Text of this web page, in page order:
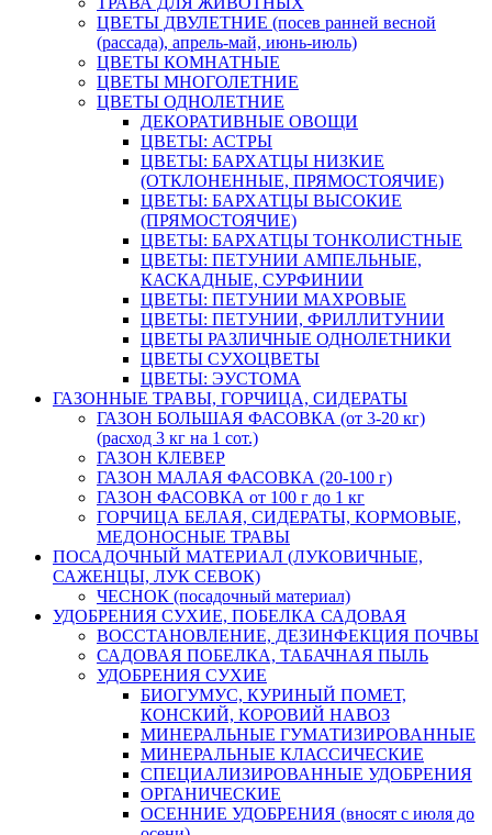
ЦВЕТЫ ДВУЛЕТНИЕ (посев ранней весной
(рассада), апрель-май, июнь-июль)
ЦВЕТЫ КОМНАТНЫЕ
ЦВЕТЫ МНОГОЛЕТНИЕ
ЦВЕТЫ ОДНОЛЕТНИЕ
ДЕКОРАТИВНЫЕ ОВОЩИ
ЦВЕТЫ: АСТРЫ
ЦВЕТЫ: БАРХАТЦЫ НИЗКИЕ
(ОТКЛОНЕННЫЕ, ПРЯМОСТОЯЧИЕ)
ЦВЕТЫ: БАРХАТЦЫ ВЫСОКИЕ
(ПРЯМОСТОЯЧИЕ)
ЦВЕТЫ: БАРХАТЦЫ ТОНКОЛИСТНЫЕ
ЦВЕТЫ: ПЕТУНИИ АМПЕЛЬНЫЕ,
КАСКАДНЫЕ, СУРФИНИИ
ЦВЕТЫ: ПЕТУНИИ МАХРОВЫЕ
ЦВЕТЫ: ПЕТУНИИ, ФРИЛЛИТУНИИ
ЦВЕТЫ РАЗЛИЧНЫЕ ОДНОЛЕТНИКИ
ЦВЕТЫ СУХОЦВЕТЫ
ЦВЕТЫ: ЭУСТОМА
ГАЗОННЫЕ ТРАВЫ, ГОРЧИЦА, СИДЕРАТЫ
ГАЗОН БОЛЬШАЯ ФАСОВКА (от 3-20 кг)
(расход 3 кг на 1 сот.)
ГАЗОН КЛЕВЕР
ГАЗОН МАЛАЯ ФАСОВКА (20-100 г)
ГАЗОН ФАСОВКА от 100 г до 1 кг
ГОРЧИЦА БЕЛАЯ, СИДЕРАТЫ, КОРМОВЫЕ,
МЕДОНОСНЫЕ ТРАВЫ
ПОСАДОЧНЫЙ МАТЕРИАЛ (ЛУКОВИЧНЫЕ,
САЖЕНЦЫ, ЛУК СЕВОК)
ЧЕСНОК (посадочный материал)
УДОБРЕНИЯ СУХИЕ, ПОБЕЛКА САДОВАЯ
ВОССТАНОВЛЕНИЕ, ДЕЗИНФЕКЦИЯ ПОЧВЫ
САДОВАЯ ПОБЕЛКА, ТАБАЧНАЯ ПЫЛЬ
УДОБРЕНИЯ СУХИЕ
БИОГУМУС, КУРИНЫЙ ПОМЕТ,
КОНСКИЙ, КОРОВИЙ НАВОЗ
МИНЕРАЛЬНЫЕ ГУМАТИЗИРОВАННЫЕ
МИНЕРАЛЬНЫЕ КЛАССИЧЕСКИЕ
СПЕЦИАЛИЗИРОВАННЫЕ УДОБРЕНИЯ
ОРГАНИЧЕСКИЕ
ОСЕННИЕ УДОБРЕНИЯ (вносят с июля до